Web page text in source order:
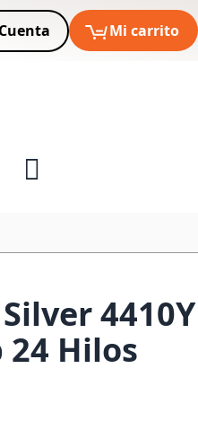
Mi carrito
4410Y
24 Hilos